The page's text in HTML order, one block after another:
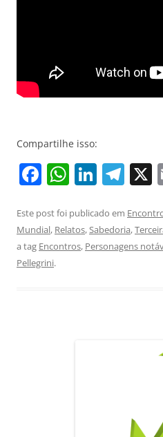
Compartilhe isso:
F
c
e
b
W
at
s
Li
k
e
T
e
gr
Este post foi publicado em
Mundial, Relatos,Sabedoria,
a tag Encontros, Personagens
Pellegrini.